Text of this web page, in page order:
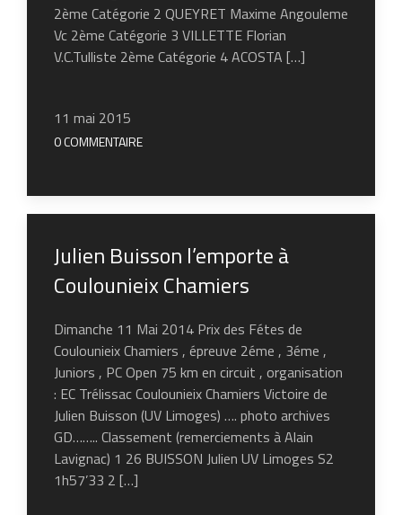
2ème Catégorie 2 QUEYRET Maxime Angouleme
Vc 2ème Catégorie 3 VILLETTE Florian
V.C.Tulliste 2ème Catégorie 4 ACOSTA […]
11 mai 2015
0 COMMENTAIRE
Julien Buisson l’emporte à
Coulounieix Chamiers
Dimanche 11 Mai 2014 Prix des Fétes de
Coulounieix Chamiers , épreuve 2éme , 3éme ,
Juniors , PC Open 75 km en circuit , organisation
: EC Trélissac Coulounieix Chamiers Victoire de
Julien Buisson (UV Limoges) …. photo archives
GD…….. Classement (remerciements à Alain
Lavignac) 1 26 BUISSON Julien UV Limoges S2
1h57’33 2 […]